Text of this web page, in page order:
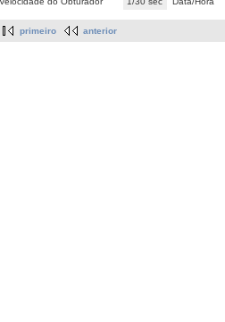
primeiro anterior